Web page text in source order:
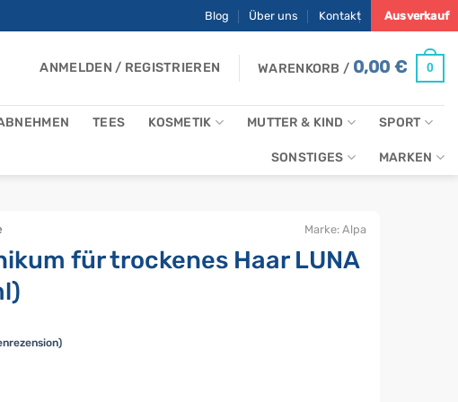
Blog Über uns Kontakt Ausverkauf
ANMELDEN / REGISTRIEREN WARENKORB / 0,00€ 0
TEES KOSMETIK MUTTER & KIND SPORT
SONSTIGES MARKEN
für trockenes Haar LUNA
Marke: Alpa